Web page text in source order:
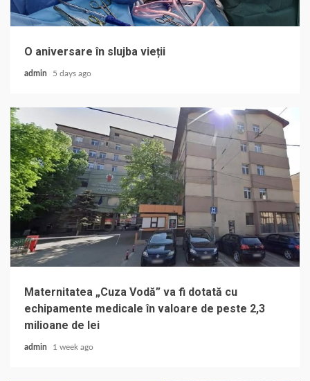
O aniversare în slujba vieții
admin 5 days ago
Maternitatea „Cuza Vodă” va fi dotată cu
echipamente medicale în valoare de peste 2,3
milioane de lei
admin 1 week ago